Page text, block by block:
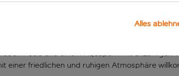
und zauberhafte Gärten mit Pinienwäldern
Privatstrand mit dem Wasser des
reist – es gibt für jeden eine geeignete
Pools und einem Aquapark mit
einer friedlichen und ruhigen Atmosphäre
Alles